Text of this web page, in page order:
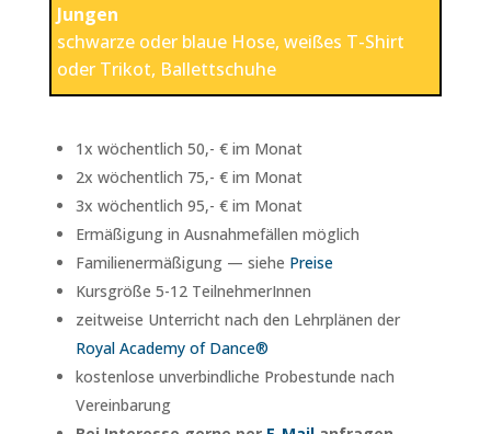
Jungen
schwarze oder blaue Hose, weißes T-Shirt
oder Trikot, Ballettschuhe
1x wöchentlich 50,- € im Monat
2x wöchentlich 75,- € im Monat
3x wöchentlich 95,- € im Monat
Ermäßigung in Ausnahmefällen möglich
Familienermäßigung — siehe Preise
Kursgröße 5-12 TeilnehmerInnen
zeitweise Unterricht nach den Lehrplänen der
Royal Academy of Dance®
kostenlose unverbindliche Probestunde nach
Vereinbarung